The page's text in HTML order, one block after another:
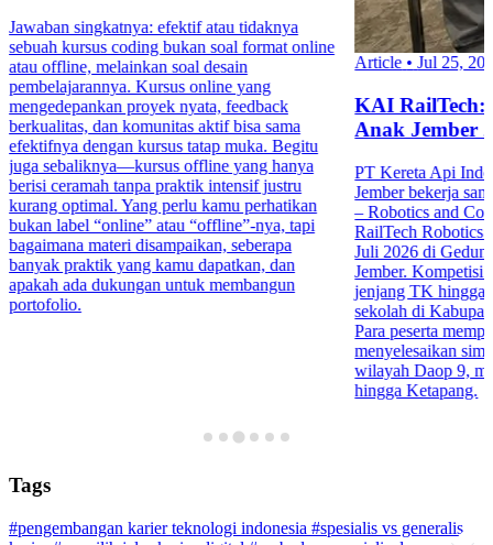
Jawaban singkatnya: efektif atau tidaknya
sebuah kursus coding bukan soal format online
atau offline, melainkan soal desain
pembelajarannya. Kursus online yang
mengedepankan proyek nyata, feedback
berkualitas, dan komunitas aktif bisa sama
efektifnya dengan kursus tatap muka. Begitu
juga sebaliknya—kursus offline yang hanya
berisi ceramah tanpa praktik intensif justru
kurang optimal. Yang perlu kamu perhatikan
bukan label “online” atau “offline”-nya, tapi
bagaimana materi disampaikan, seberapa
banyak praktik yang kamu dapatkan, dan
apakah ada dukungan untuk membangun
portofolio.
Article • Jul 25,
KAI RailTech:
Anak Jember
PT Kereta Api
Jember bekerja
– Robotics and
RailTech Robotics
Juli 2026 di
Jember. Kompetisi
jenjang TK hingga
sekolah di
Para peserta
menyelesaikan
wilayah Daop 9,
hingga Ketapang.
Tags
#pengembangan karier teknologi indonesia #spesialis vs generalis